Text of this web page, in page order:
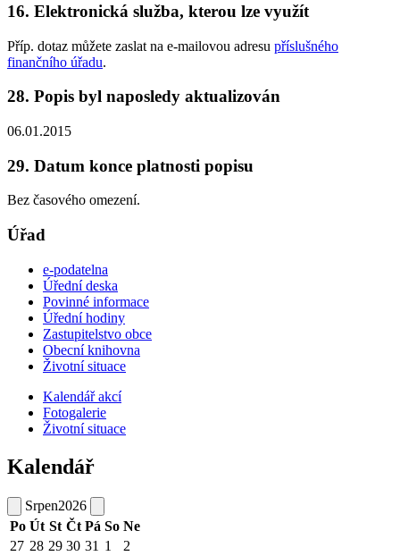
16. Elektronická služba, kterou lze využít
Příp. dotaz můžete zaslat na e-mailovou adresu příslušného
finančního úřadu.
28. Popis byl naposledy aktualizován
06.01.2015
29. Datum konce platnosti popisu
Bez časového omezení.
Úřad
e-podatelna
Úřední deska
Povinné informace
Úřední hodiny
Zastupitelstvo obce
Obecní knihovna
Životní situace
Kalendář akcí
Fotogalerie
Životní situace
Kalendář
Srpen2026
Po Út St Čt Pá So Ne
27 28 29 30 31 1
2